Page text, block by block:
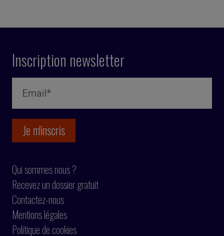
Inscription newsletter
Qui sommes nous ?
Recevez un dossier gratuit
Contactez-nous
Mentions légales
Politique de cookies